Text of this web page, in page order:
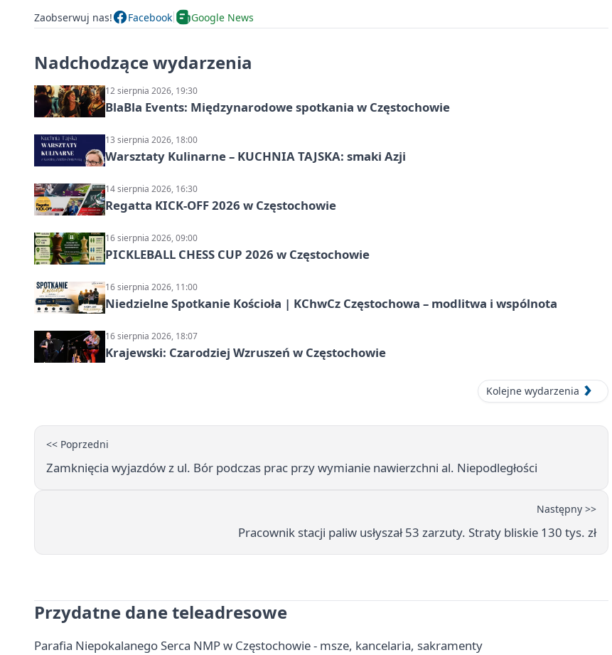
Zaobserwuj nas! Facebook Google News
Nadchodzące wydarzenia
12 sierpnia 2026, 19:30
BlaBla Events: Międzynarodowe spotkania w Częstochowie
13 sierpnia 2026, 18:00
Warsztaty Kulinarne – KUCHNIA TAJSKA: smaki Azji
14 sierpnia 2026, 16:30
Regatta KICK-OFF 2026 w Częstochowie
16 sierpnia 2026, 09:00
PICKLEBALL CHESS CUP 2026 w Częstochowie
16 sierpnia 2026, 11:00
Niedzielne Spotkanie Kościoła | KChwCz Częstochowa – modlitwa i wspólnota
16 sierpnia 2026, 18:07
Krajewski: Czarodziej Wzruszeń w Częstochowie
Kolejne wydarzenia
<< Poprzedni
Zamknięcia wyjazdów z ul. Bór podczas prac przy wymianie nawierzchni al. Niepodległości
Następny >>
Pracownik stacji paliw usłyszał 53 zarzuty. Straty bliskie 130 tys. zł
Przydatne dane teleadresowe
Parafia Niepokalanego Serca NMP w Częstochowie - msze, kancelaria, sakramenty